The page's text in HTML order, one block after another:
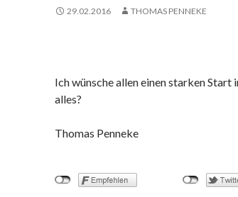
29.02.2016 THOMAS PENNEKE
Ich wünsche allen einen starken Start
alles?
Thomas Penneke